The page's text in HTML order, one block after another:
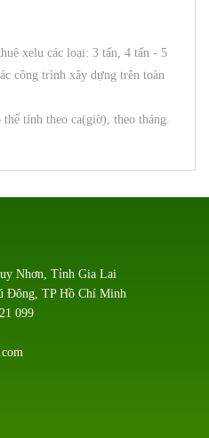
xelu các loại: 3 tấn, 4 tấn - 5
công trình xây dựng trên toàn
tính theo ca(giờ), theo tháng.
Nhơn, Tỉnh Gia Lai
Đông, TP Hồ Chí Minh
099